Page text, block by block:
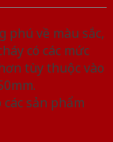
phú về màu sắc,
có các mức
tùy thuộc vào
các sản phẩm